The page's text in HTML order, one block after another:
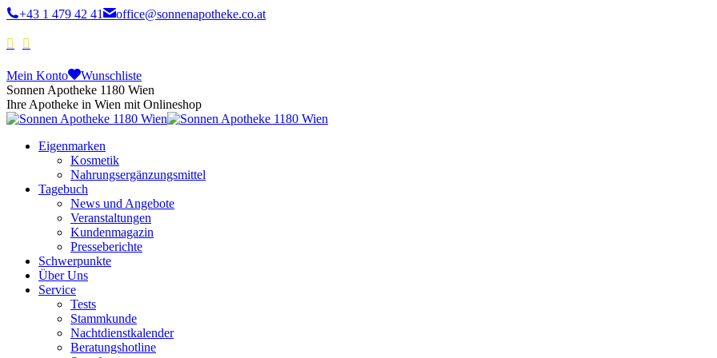
+43 1 479 42 41 office@sonnenapotheke.co.at
Mein Konto
Wunschliste
Sonnen Apotheke 1180 Wien
Ihre Apotheke in Wien mit Onlineshop
Eigenmarken
Kosmetik
Nahrungsergänzungsmittel
Tagebuch
News und Angebote
Veranstaltungen
Kundenmagazin
Presseberichte
Schwerpunkte
Über Uns
Service
Tests
Stammkunde
Nachtdienstkalender
Beratungshotline